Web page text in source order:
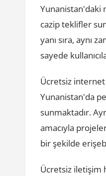
Yunanistan'daki
cazip teklifler
yanı sıra, aynı
sayede
Ücretsiz
Yunanistan'da
sunmaktadır.
amacıyla
bir şekilde
Ücretsiz iletişim